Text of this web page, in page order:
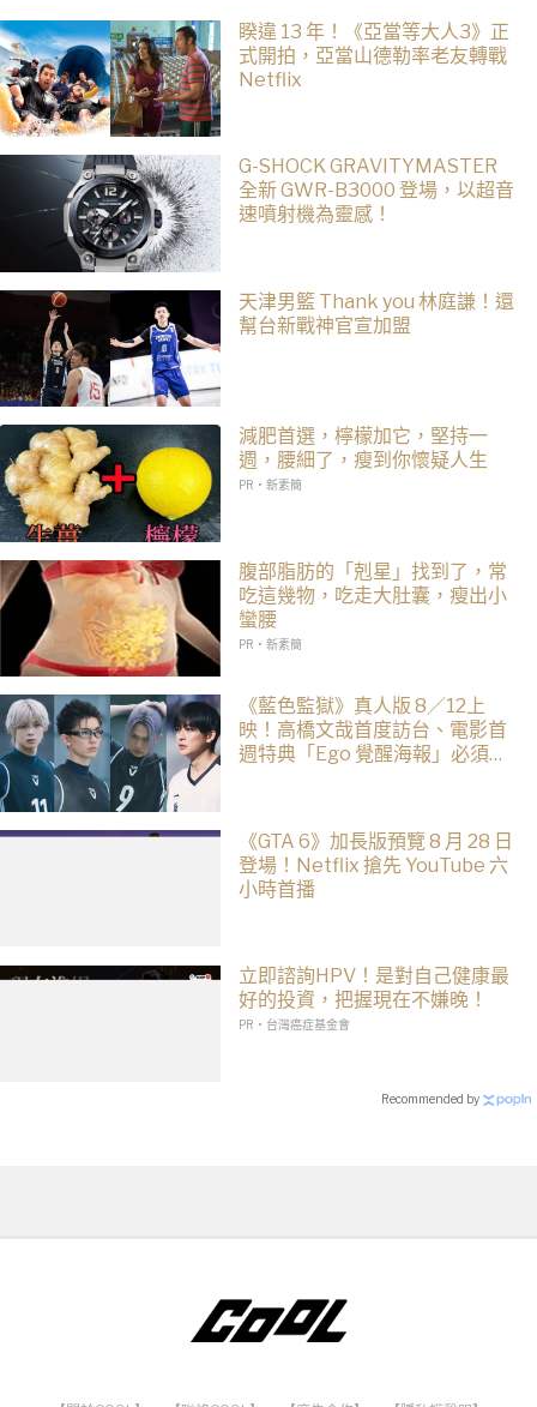
睽違 13 年！《亞當等大人3》正
式開拍，亞當山德勒率老友轉戰
Netflix
G-SHOCK GRAVITYMASTER
全新 GWR-B3000 登場，以超音
速噴射機為靈感！
天津男籃 Thank you 林庭謙！還
幫台新戰神官宣加盟
減肥首選，檸檬加它，堅持一
週，腰細了，瘦到你懷疑人生
PR・新素簡
腹部脂肪的「剋星」找到了，常
吃這幾物，吃走大肚囊，瘦出小
蠻腰
PR・新素簡
《藍色監獄》真人版 8／12上
映！高橋文哉首度訪台、電影首
週特典「Ego 覺醒海報」必須收
《GTA 6》加長版預覽 8 月 28 日
登場！Netflix 搶先 YouTube 六
小時首播
立即諮詢HPV！是對自己健康最
好的投資，把握現在不嫌晚！
PR・台灣癌症基金會
Recommended by